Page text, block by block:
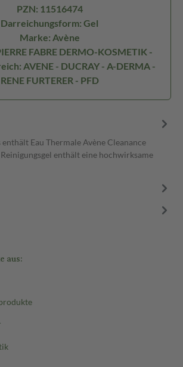
PZN: 11516474
Darreichungsform: Gel
Marke: Avène
FABRE DERMO-KOSMETIK -
AVENE - DUCRAY - A-DERMA -
RENE FURTERER - PFD
enthält Eau Thermale Avène Cleanance
Reinigungsgel enthält eine hochwirksame
aus: